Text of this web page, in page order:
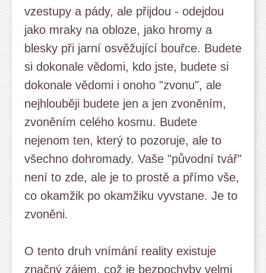
vzestupy a pády, ale přijdou - odejdou
jako mraky na obloze, jako hromy a
blesky při jarní osvěžující bouřce. Budete
si dokonale vědomi, kdo jste, budete si
dokonale vědomi i onoho "zvonu", ale
nejhlouběji budete jen a jen zvoněním,
zvoněním celého kosmu. Budete
nejenom ten, který to pozoruje, ale to
všechno dohromady. Vaše "původní tvář"
není to zde, ale je to prostě a přímo vše,
co okamžik po okamžiku vyvstane. Je to
zvoněni.
O tento druh vnímání reality existuje
značný zájem, což je bezpochyby velmi